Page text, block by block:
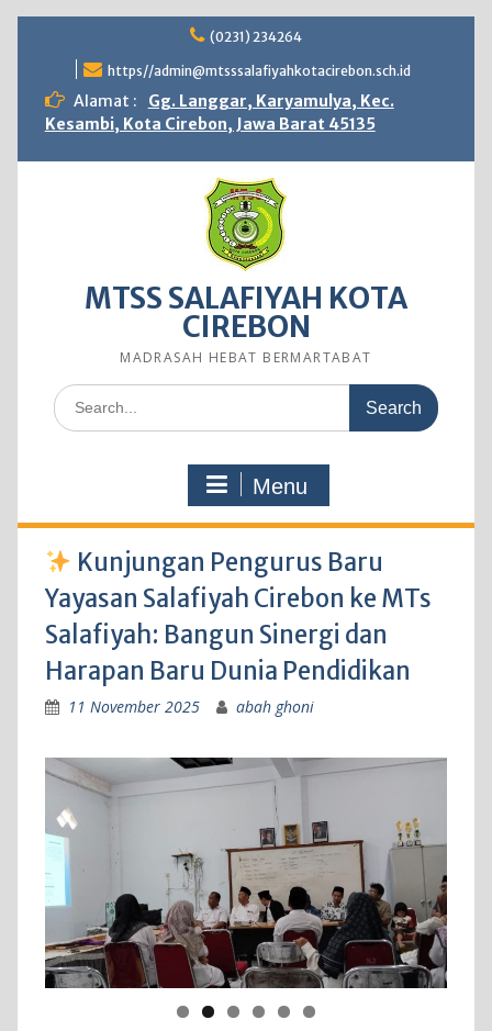
content
(0231) 234264
https//admin@mtsssalafiyahkotacirebon.sch.id
Alamat :
Gg. Langgar, Karyamulya, Kec.
Kesambi, Kota Cirebon, Jawa Barat 45135
MTSS SALAFIYAH KOTA
CIREBON
MADRASAH HEBAT BERMARTABAT
Search
for:
Menu
Kunjungan Pengurus Baru
Yayasan Salafiyah Cirebon ke MTs
Salafiyah: Bangun Sinergi dan
Harapan Baru Dunia Pendidikan
11 November 2025 abah ghoni